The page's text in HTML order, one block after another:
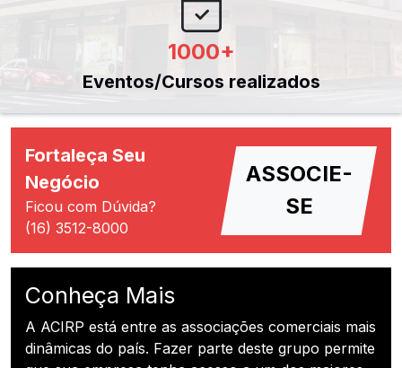
1000+
Eventos/Cursos realizados
Fortaleça Seu
Negócio
Ficou com Dúvida?
(16) 3512-8000
ASSOCIE-
SE
Conheça Mais
A ACIRP está entre as associações comerciais mais
dinâmicas do país. Fazer parte deste grupo permite